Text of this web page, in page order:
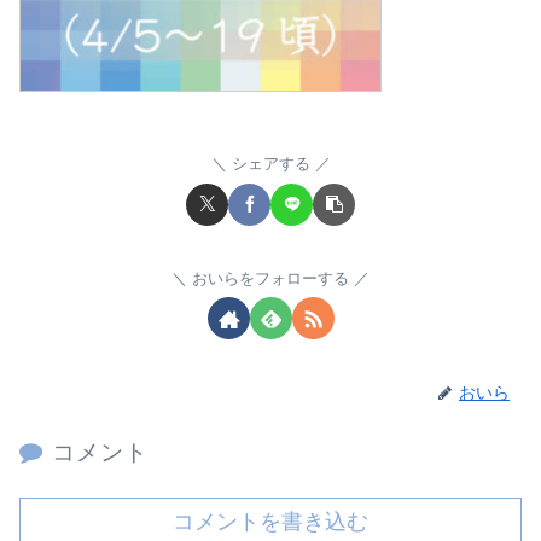
シェアする
おいらをフォローする
おいら
コメント
コメントを書き込む